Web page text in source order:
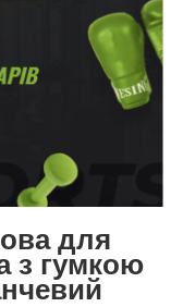
для
з гумкою